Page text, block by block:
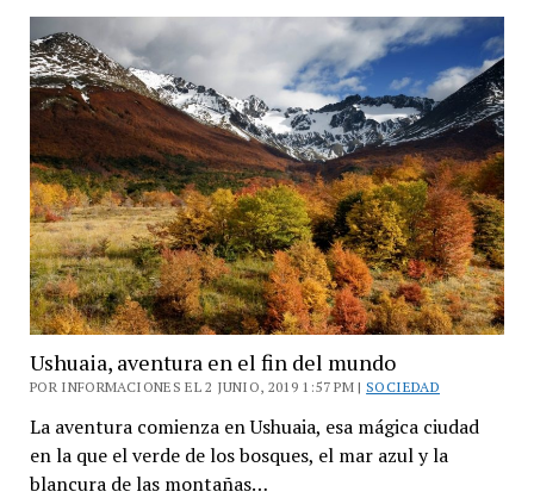
y
su
“Fiesta
Solar”
para
el
eclipse
del
2
de
julio
Ushuaia, aventura en el fin del mundo
POR INFORMACIONES EL 2 JUNIO, 2019 1:57 PM | SOCIEDAD
La aventura comienza en Ushuaia, esa mágica ciudad
en la que el verde de los bosques, el mar azul y la
blancura de las montañas…